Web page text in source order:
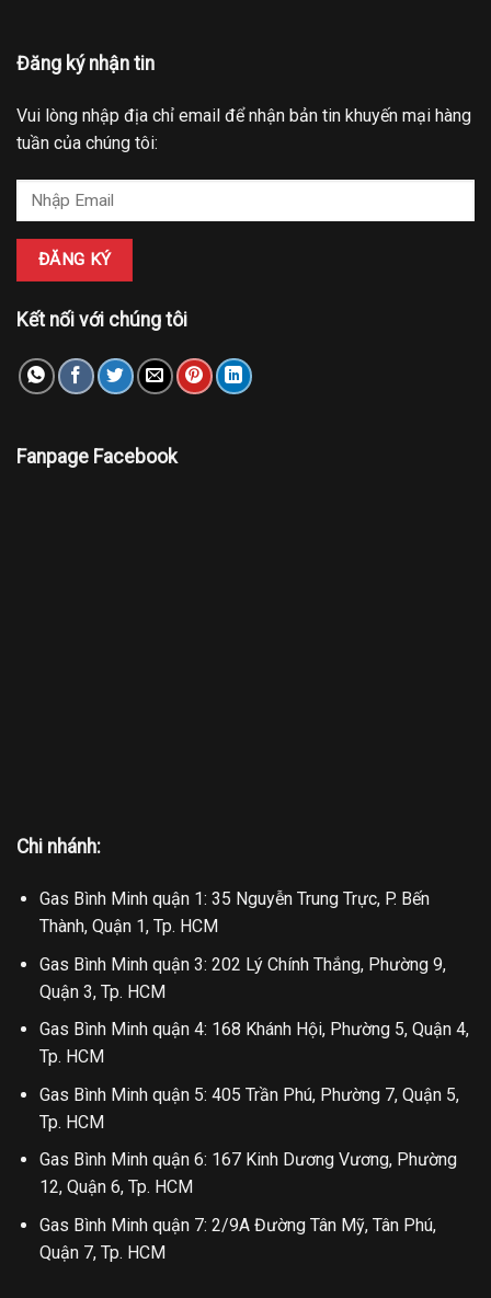
Đăng ký nhận tin
Vui lòng nhập địa chỉ email để nhận bản tin khuyến mại hàng
tuần của chúng tôi:
Kết nối với chúng tôi
Fanpage Facebook
Chi nhánh:
Gas Bình Minh quận 1: 35 Nguyễn Trung Trực, P. Bến
Thành, Quận 1, Tp. HCM
Gas Bình Minh quận 3: 202 Lý Chính Thắng, Phường 9,
Quận 3, Tp. HCM
Gas Bình Minh quận 4: 168 Khánh Hội, Phường 5, Quận 4,
Tp. HCM
Gas Bình Minh quận 5: 405 Trần Phú, Phường 7, Quận 5,
Tp. HCM
Gas Bình Minh quận 6: 167 Kinh Dương Vương, Phường
12, Quận 6, Tp. HCM
Gas Bình Minh quận 7: 2/9A Đường Tân Mỹ, Tân Phú,
Quận 7, Tp. HCM